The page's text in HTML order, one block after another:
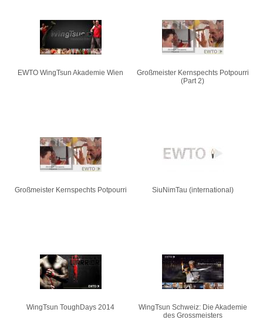
EWTO WingTsun Akademie Wien
Großmeister Kernspechts Potpourri
(Part 2)
Großmeister Kernspechts Potpourri SiuNimTau (international)
WingTsun ToughDays 2014
WingTsun Schweiz: Die Akademie
des Grossmeisters